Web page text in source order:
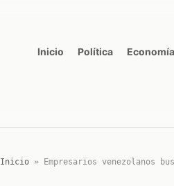
Inicio Política Economía
Inicio» Empresarios venezolanos